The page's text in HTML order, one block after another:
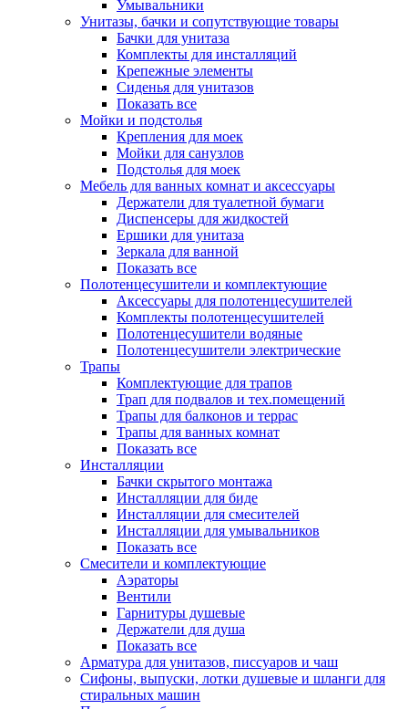
Умывальники
Унитазы, бачки и сопутствующие товары
Бачки для унитаза
Комплекты для инсталляций
Крепежные элементы
Сиденья для унитазов
Показать все
Мойки и подстолья
Крепления для моек
Мойки для санузлов
Подстолья для моек
Мебель для ванных комнат и аксессуары
Держатели для туалетной бумаги
Диспенсеры для жидкостей
Ершики для унитаза
Зеркала для ванной
Показать все
Полотенцесушители и комплектующие
Аксессуары для полотенцесушителей
Комплекты полотенцесушителей
Полотенцесушители водяные
Полотенцесушители электрические
Трапы
Комплектующие для трапов
Трап для подвалов и тех.помещений
Трапы для балконов и террас
Трапы для ванных комнат
Показать все
Инсталляции
Бачки скрытого монтажа
Инсталляции для биде
Инсталляции для смесителей
Инсталляции для умывальников
Показать все
Смесители и комплектующие
Аэраторы
Вентили
Гарнитуры душевые
Держатели для душа
Показать все
Арматура для унитазов, писсуаров и чаш
Сифоны, выпуски, лотки душевые и шланги для
стиральных машин